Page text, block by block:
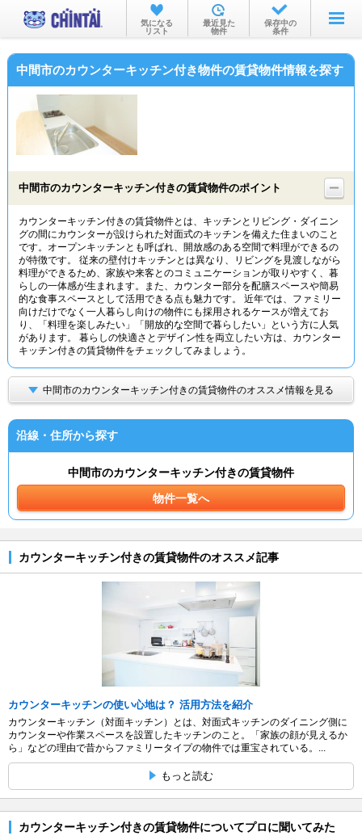
お部屋を探す
沿線・駅から
物件特集から
TOP
気になる
リスト
最近見た
物件
保存中の
条件
中間市のカウンターキッチン付き物件の賃貸物件情報を探す
中間市のカウンターキッチン付きの賃貸物件のポイント
カウンターキッチン付きの賃貸物件とは、キッチンとリビング・ダイニン
グの間にカウンターが設けられた対面式のキッチンを備えた住まいのこと
です。オープンキッチンとも呼ばれ、開放感のある空間で料理ができるの
が特徴です。 従来の壁付けキッチンとは異なり、リビングを見渡しながら
料理ができるため、家族や来客とのコミュニケーションが取りやすく、暮
らしの一体感が生まれます。また、カウンター部分を配膳スペースや簡易
的な食事スペースとして活用できる点も魅力です。 近年では、ファミリー
向けだけでなく一人暮らし向けの物件にも採用されるケースが増えてお
り、「料理を楽しみたい」「開放的な空間で暮らしたい」という方に人気
があります。 暮らしの快適さとデザイン性を両立したい方は、カウンター
キッチン付きの賃貸物件をチェックしてみましょう。
中間市のカウンターキッチン付きの賃貸物件のオススメ情報を見る
沿線・住所から探す
中間市のカウンターキッチン付きの賃貸物件
物件一覧へ
カウンターキッチン付きの賃貸物件のオススメ記事
カウンターキッチンの使い心地は？ 活用方法を紹介
カウンターキッチン（対面キッチン）とは、対面式キッチンのダイニング側に
カウンターや作業スペースを設置したキッチンのこと。「家族の顔が見えるか
ら」などの理由で昔からファミリータイプの物件では重宝されている。...
もっと読む
カウンターキッチン付きの賃貸物件についてプロに聞いてみた